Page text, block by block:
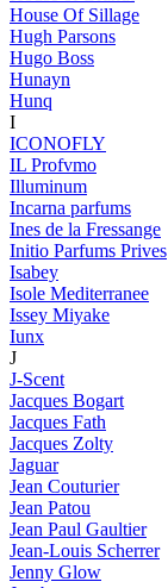
House Of Sillage
Hugh Parsons
Hugo Boss
Hunayn
Hunq
I
ICONOFLY
IL Profvmo
Illuminum
Incarna parfums
Ines de la Fressange
Initio Parfums Prives
Isabey
Isole Mediterranee
Issey Miyake
Iunx
J
J-Scent
Jacques Bogart
Jacques Fath
Jacques Zolty
Jaguar
Jean Couturier
Jean Patou
Jean Paul Gaultier
Jean-Louis Scherrer
Jenny Glow